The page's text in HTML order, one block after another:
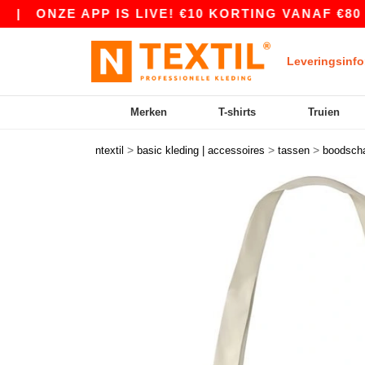
ONZE APP IS LIVE! €10 KORTING VANAF €80
Merken T-shirts Truien
ntextil > basic kleding | accessoires > tassen >